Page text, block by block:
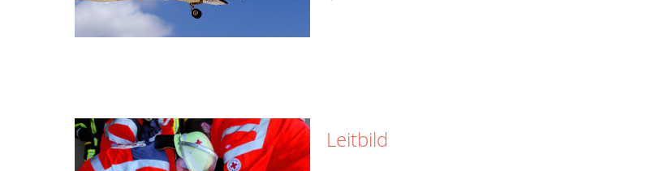
Leitbild